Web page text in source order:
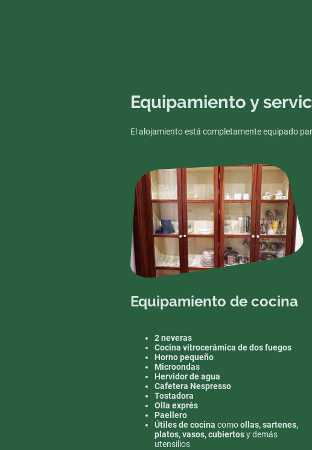
Equipamiento y
El alojamiento está completamente equipado
Equipamiento de cocina
2 neveras
Cocina vitrocerámica de dos fuegos
Horno pequeño
Microondas
Hervidor de agua
Cafetera Nespresso
Tostadora
Olla exprés
Paellero
Útiles de cocina comoollas, sartenes,
platos, vasos, cubiertosy demás
utensilios